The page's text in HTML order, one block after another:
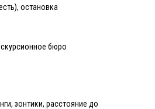
остановка
бюро
зонтики, расстояние до